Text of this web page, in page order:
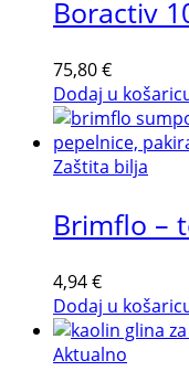
Boractiv
75,80€
Dodaj u
Zaštita bilja
Brimflo –
4,94€
Dodaj u
Aktualno